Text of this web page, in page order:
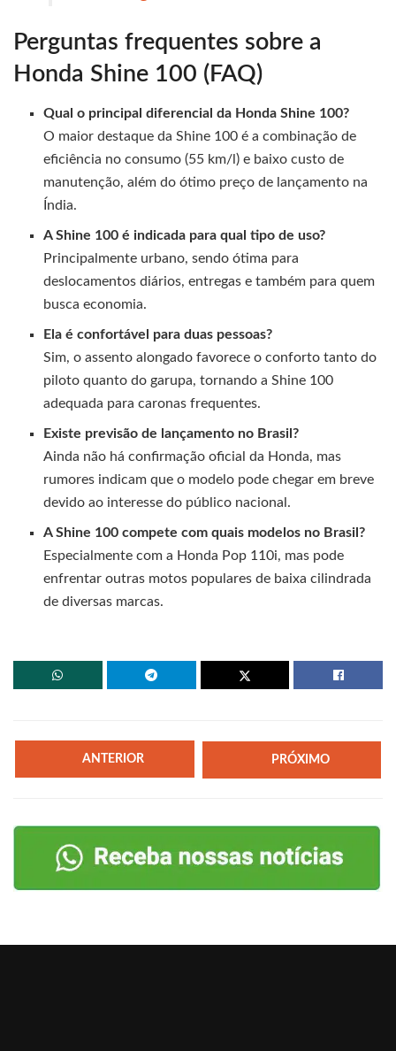
Perguntas frequentes sobre a
Honda Shine 100 (FAQ)
Qual o principal diferencial da Honda Shine 100?
O maior destaque da Shine 100 é a combinação de
eficiência no consumo (55 km/l) e baixo custo de
manutenção, além do ótimo preço de lançamento na
Índia.
A Shine 100 é indicada para qual tipo de uso?
Principalmente urbano, sendo ótima para
deslocamentos diários, entregas e também para quem
busca economia.
Ela é confortável para duas pessoas?
Sim, o assento alongado favorece o conforto tanto do
piloto quanto do garupa, tornando a Shine 100
adequada para caronas frequentes.
Existe previsão de lançamento no Brasil?
Ainda não há confirmação oficial da Honda, mas
rumores indicam que o modelo pode chegar em breve
devido ao interesse do público nacional.
A Shine 100 compete com quais modelos no Brasil?
Especialmente com a Honda Pop 110i, mas pode
enfrentar outras motos populares de baixa cilindrada
de diversas marcas.
ANTERIOR PRÓXIMO